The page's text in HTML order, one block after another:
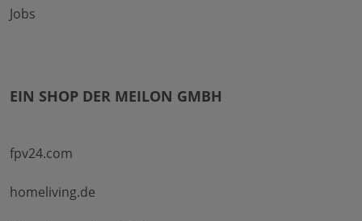
Jobs
EIN SHOP DER MEILON GMBH
fpv24.com
homeliving.de